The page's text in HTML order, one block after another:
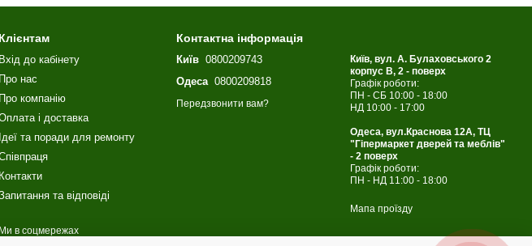
Клієнтам
Вхід до кабінету
Про нас
Про компанію
і доставка
Ідеї та поради для ремонту
Контакти
та відповіді
Ми в соцмережах
Контактна інформація
Київ 0800209743
Одеса0800209818
Передзвонити вам?
Київ, вул. А. Булаховського 2
корпус B, 2 - поверх
Графік роботи:
ПН - СБ 10:00 - 18:00
НД 10:00 - 17:00
Одеса, вул.Краснова 12А, ТЦ
"Гіпермаркет дверей та меблів"
- 2 поверх
Графік роботи:
ПН - НД 11:00 - 18:00
Мапа проїзду